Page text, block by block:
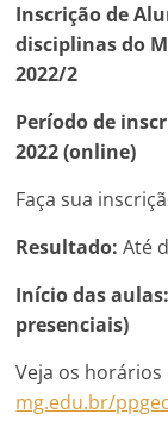
Inscrição de
disciplinas do
2022/2
Período de
2022 (online)
Faça sua
Resultado: Até
Início das aulas:
presenciais)
Veja os horários
mg.edu.br/